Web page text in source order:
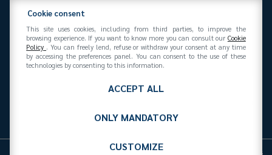
Federazione Gomma Plastica
Via San Vittore 3620123 (MI)
Cookies
Cookie consent
This site uses cookies, including from third parties, to improve the
browsing experience. If you want to know more you can consult our Cookie
Policy . You can freely lend, refuse or withdraw your consent at any time
by accessing the preferences panel. You can consent to the use of these
technologies by consenting to this information.
ACCEPT ALL
ONLY MANDATORY
CUSTOMIZE